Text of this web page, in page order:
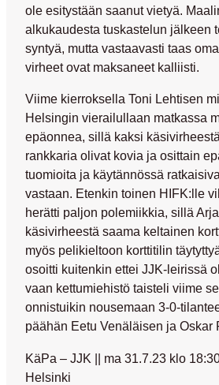
ole esitystään saanut vietyä.
alkukaudesta tuskastelun jälkeen
syntyä, mutta vastaavasti taas
virheet ovat maksaneet kalliisti.
Viime kierroksella Toni Lehtisen
Helsingin vierailullaan matkassa
epäonnea, sillä kaksi
rankkaria olivat kovia ja osittain
tuomioita ja käytännössä
vastaan. Etenkin toinen HIFK:lle
herätti paljon polemiikkia, sillä
käsivirheestä saama keltainen
myös pelikieltoon korttitilin
osoitti kuitenkin ettei JJK-leirissä
vaan kettumiehistö taisteli viime
onnistuikin nousemaan 3-0-
päähän Eetu Venäläisen ja Oskar
KäPa – JJK || ma 31.7.23 klo
Helsinki